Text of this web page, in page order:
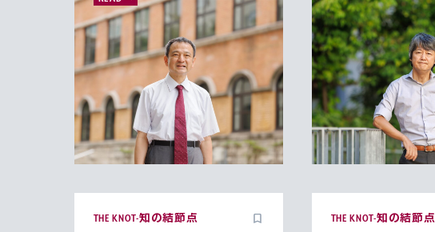
THE KNOT-知の結節点 THE KNOT-知の結節点